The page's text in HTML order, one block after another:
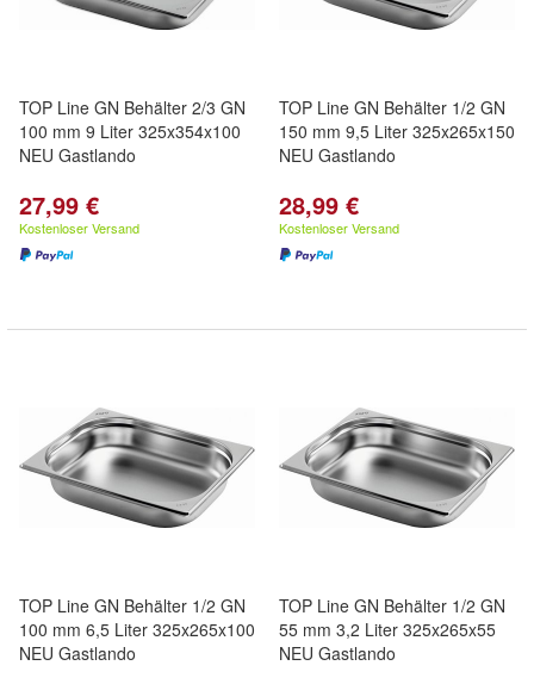
TOP Line GN Behälter 2/3 GN
100 mm 9 Liter 325x354x100
NEU Gastlando
27,99 €
Kostenloser Versand
TOP Line GN Behälter 1/2 GN
150 mm 9,5 Liter 325x265x150
NEU Gastlando
28,99 €
Kostenloser Versand
TOP Line GN Behälter 1/2 GN
100 mm 6,5 Liter 325x265x100
NEU Gastlando
TOP Line GN Behälter 1/2 GN
55 mm 3,2 Liter 325x265x55
NEU Gastlando